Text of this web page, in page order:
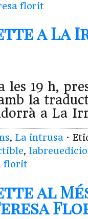
florit
a
les 19 h,
la
a La
, La intrusa ·
,
florit
al